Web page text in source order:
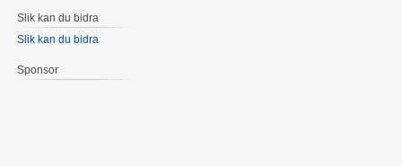
Slik kan du bidra
Slik kan du bidra
Sponsor